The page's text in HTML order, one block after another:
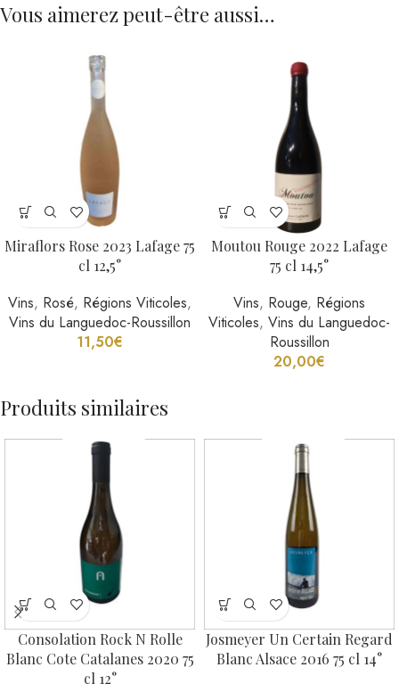
Vous aimerez peut-être aussi…
Miraflors Rose 2023 Lafage 75
cl 12,5°
Vins, Rosé, Régions Viticoles,
Vins du Languedoc-Roussillon
11,50€
Moutou Rouge 2022 Lafage
75 cl 14,5°
Vins, Rouge, Régions
Viticoles, Vins du Languedoc-
Roussillon
20,00€
Produits similaires
Consolation Rock N Rolle
Blanc Cote Catalanes 2020 75
cl 12°
Josmeyer Un Certain Regard
Blanc Alsace 2016 75 cl 14°